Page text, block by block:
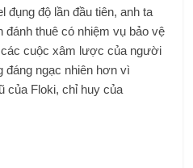
đụng độ lần đầu tiên, anh ta
đánh thuê có nhiệm vụ bảo vệ
các cuộc xâm lược của người
đáng ngạc nhiên hơn vì
của Floki, chỉ huy của